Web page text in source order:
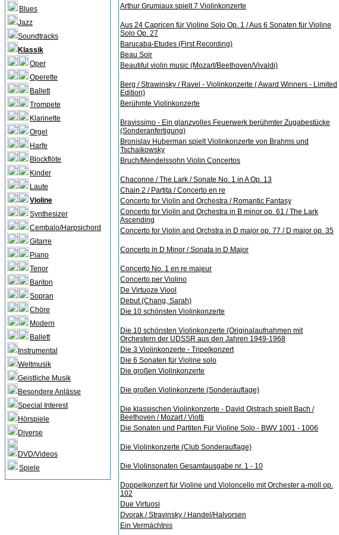
Blues
Jazz
Soundtracks
Klassik
Oper
Operette
Ballett
Trompete
Klarinette
Orgel
Harfe
Blockflöte
Kinder
Laute
Violine
Synthesizer
Cembalo/Harpsichord
Gitarre
Piano
Tenor
Bariton
Sopran
Chöre
Modern
Ballett
Instrumental
Weltmusik
Geistliche Musik
Besondere Anlässe
Special Interest
Hörspiele
Diverse
DVD/Videos
Spiele
Arthur Grumiaux spielt 7 Violinkonzerte
Aus 24 Capricen für Violine Solo Op. 1 / Aus 6 Sonaten für Violine
Solo Op. 27
Barucaba-Etudes (First Recording)
Beau Soir
Beautiful violin music (Mozart/Beethoven/Vivaldi)
Berg / Strawinsky / Ravel - Violinkonzerte ( Award Winners - Limited
Edition)
Berühmte Violinkonzerte
Bravissimo - Ein glanzvolles Feuerwerk berühmter Zugabestücke
(Sonderanfertigung)
Bronislav Huberman spielt Violinkonzerte von Brahms und
Tschaikowsky
Bruch/Mendelssohn Violin Concertos
Chaconne / The Lark / Sonate No. 1 in A Op. 13
Chain 2 / Partita / Concerto en re
Concerto for Violin and Orchestra / Romantic Fantasy
Concerto for Violin and Orchestra in B minor op. 61 / The Lark
Ascending
Concerto for Violin and Orchstra in D major op. 77 / D major op. 35
Concerto in D Minor / Sonata in D Major
Concerto No. 1 en re majeur
Concerto per Violino
De Virtuoze Viool
Debut (Chang, Sarah)
Die 10 schönsten Violinkonzerte
Die 10 schönsten Violinkonzerte (Originalaufnahmen mit
Orchestern der UDSSR aus den Jahren 1949-1968
Die 3 Violinkonzerte - Tripelkonzert
Die 6 Sonaten für Violine solo
Die großen Violinkonzerte
Die großen Violinkonzerte (Sonderauflage)
Die klassischen Violinkonzerte - David Oistrach spielt Bach /
Beethoven / Mozart / Viotti
Die Sonaten und Partiten Für Violine Solo - BWV 1001 - 1006
Die Violinkonzerte (Club Sonderauflage)
Die Violinsonaten Gesamtausgabe nr. 1 - 10
Doppelkonzert für Violine und Violoncello mit Orchester a-moll op.
102
Due Virtuosi
Dvorak / Stravinsky / Handel/Halvorsen
Ein Vermächtnis